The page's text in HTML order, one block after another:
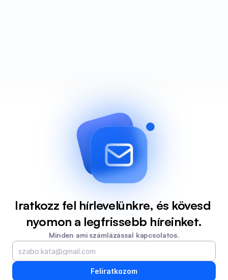
Iratkozz fel hírlevelünkre, és kövesd
nyomon a legfrissebb híreinket.
Minden ami számlázással kapcsolatos.
Feliratkozom